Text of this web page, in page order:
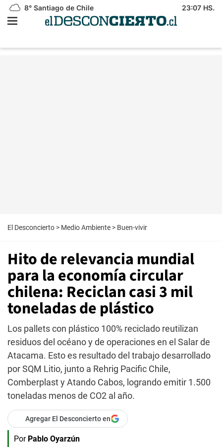
8° Santiago de Chile 23:07 HS.
El Desconcierto > Medio Ambiente > Buen-vivir
Hito de relevancia mundial
para la economía circular
chilena: Reciclan casi 3 mil
toneladas de plástico
Los pallets con plástico 100% reciclado reutilizan
residuos del océano y de operaciones en el Salar de
Atacama. Esto es resultado del trabajo desarrollado
por SQM Litio, junto a Rehrig Pacific Chile,
Comberplast y Atando Cabos, logrando emitir 1.500
toneladas menos de CO2 al año.
Agregar El Desconcierto en
Por Pablo Oyarzún